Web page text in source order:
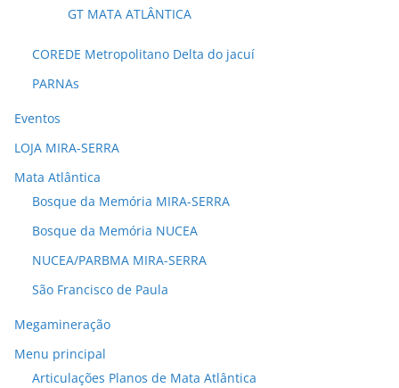
GT MATA ATLÂNTICA
COREDE Metropolitano Delta do jacuí
PARNAs
Eventos
LOJA MIRA-SERRA
Mata Atlântica
Bosque da Memória MIRA-SERRA
Bosque da Memória NUCEA
NUCEA/PARBMA MIRA-SERRA
São Francisco de Paula
Megamineração
Menu principal
Articulações Planos de Mata Atlântica